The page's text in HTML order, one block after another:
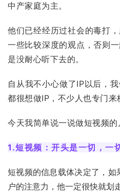
中产家庭为主。
他们已经经历过社会的毒打
一些比较深度的观点，否则
是没耐心听下去的。
自从我不小心做了IP以后，我
都很想做IP，不少人也专门来
今天我简单说一说做短视频的
1.短视频：开头是一切，一
短视频的信息载体决定了，如
户的注意力，他一定很快就划